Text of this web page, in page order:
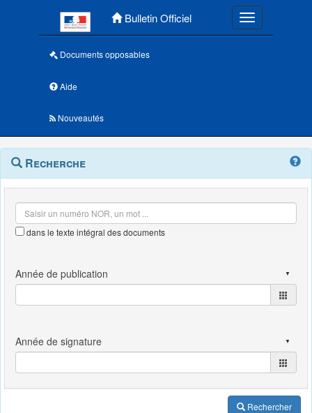
Bulletin Officiel Toggle
Documents opposables
Aide
Nouveautés
Navigation
outils
Menu
contextuel
Recherche
dans le texte intégral des documents
Rechercher